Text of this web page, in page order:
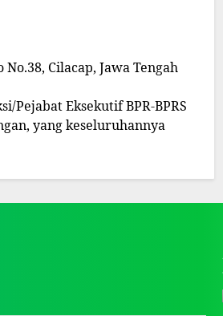
Cilacap, Jawa Tengah
Eksekutif BPR-BPRS
yang keseluruhannya